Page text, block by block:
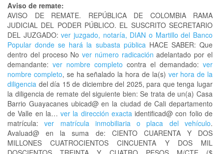
Aviso de remate:
AVISO DE REMATE. REPÚBLICA DE COLOMBIA RAMA
JUDICIAL DEL PODER PÚBLICO. EL SUSCRITO SECRETARIO
DEL JUZGADO: ver juzgado, notaría, DIAN o Martillo del Banco
Popular donde se hará la subasta públicaHACE SABER: Que
dentro del proceso Nover número radicación adelantado por el
demandante: ver nombre completo contra el demandado: ver
nombre completo, se ha señalado la hora de la(s) ver hora de la
diligencia del día 15 de diciembre del 2025, para que tenga lugar
la diligencia de remate del siguiente bien: Se trata de un(a) Casa
Barrio Guayacanes ubicad@ en la ciudad de Cali departamento
de Valle en la…ver la dirección exactaidentificad@ con folio de
matrícula:ver matrícula inmobiliaria o placa del vehículo.
Avaluad@ en la suma de: CIENTO CUARENTA Y DOS
MILLONES CUATROCIENTOS CINCUENTA Y DOS MIL